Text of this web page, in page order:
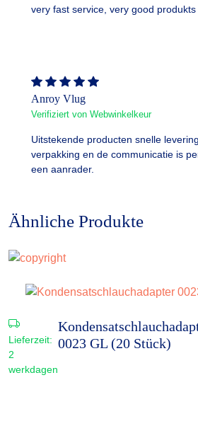
very fast service, very good
Anroy Vlug
Verifiziert von Webwinkelkeur
Uitstekende producten snelle
verpakking en de communicatie is
een aanrader.
Ähnliche Produkte
Lieferzeit:
2
werkdagen
0023 GL (20 Stück)